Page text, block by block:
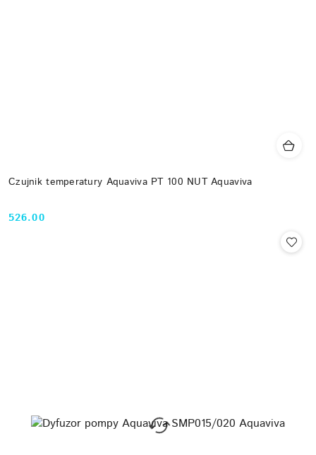
Czujnik temperatury Aquaviva PT 100 NUT Aquaviva
Cena:
526.00